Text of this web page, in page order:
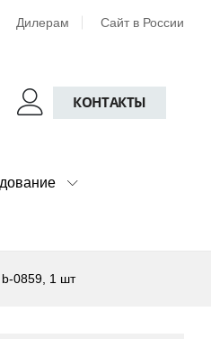
Дилерам Сайт в России
КОНТАКТЫ
b-0859, 1 шт